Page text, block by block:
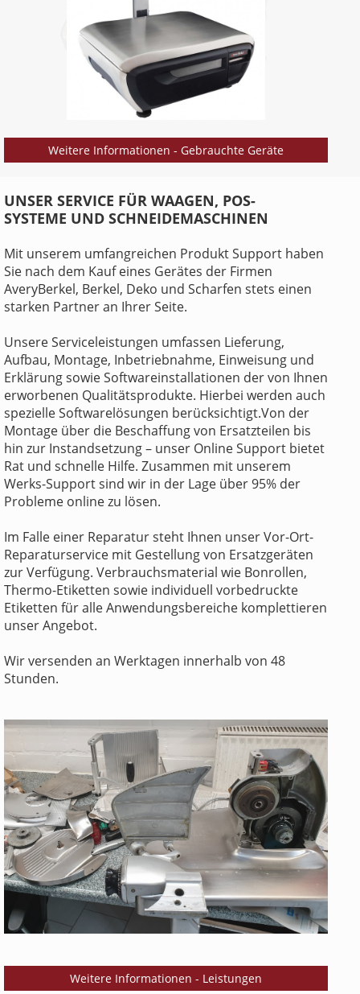
Weitere Informationen - Gebrauchte Geräte
UNSER SERVICE FÜR WAAGEN, POS-
SYSTEME UND SCHNEIDEMASCHINEN
Mit unserem umfangreichen Produkt Support haben
Sie nach dem Kauf eines Gerätes der Firmen
AveryBerkel, Berkel, Deko und Scharfen stets einen
starken Partner an Ihrer Seite.
Unsere Serviceleistungen umfassen Lieferung,
Aufbau, Montage, Inbetriebnahme, Einweisung und
Erklärung sowie Softwareinstallationen der von Ihnen
erworbenen Qualitätsprodukte. Hierbei werden auch
spezielle Softwarelösungen berücksichtigt.Von der
Montage über die Beschaffung von Ersatzteilen bis
hin zur Instandsetzung – unser Online Support bietet
Rat und schnelle Hilfe. Zusammen mit unserem
Werks-Support sind wir in der Lage über 95% der
Probleme online zu lösen.
Im Falle einer Reparatur steht Ihnen unser Vor-Ort-
Reparaturservice mit Gestellung von Ersatzgeräten
zur Verfügung. Verbrauchsmaterial wie Bonrollen,
Thermo-Etiketten sowie individuell vorbedruckte
Etiketten für alle Anwendungsbereiche komplettieren
unser Angebot.
Wir versenden an Werktagen innerhalb von 48
Stunden.
Weitere Informationen - Leistungen